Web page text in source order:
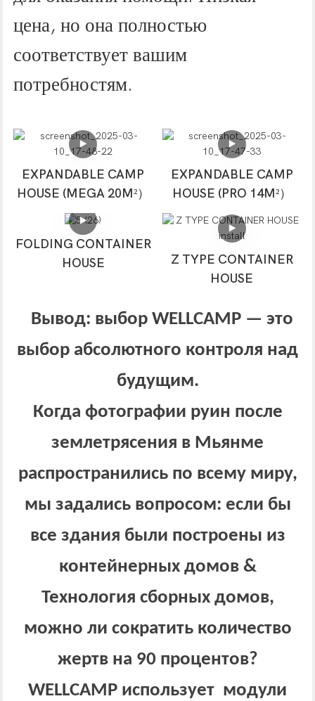
цена, но она полностью
соответствует вашим
потребностям.
EXPANDABLE CAMP
HOUSE (MEGA 20M²）
EXPANDABLE CAMP
HOUSE (PRO 14M²）
FOLDING CONTAINER
HOUSE
Z TYPE CONTAINER
HOUSE
Вывод: выбор WELLCAMP — это
выбор абсолютного контроля над
будущим.
Когда фотографии руин после
землетрясения в Мьянме
распространились по всему миру,
мы задались вопросом: если бы
все здания были построены из
контейнерных домов &
Технология сборных домов,
можно ли сократить количество
жертв на 90 процентов?
WELLCAMP использует модули